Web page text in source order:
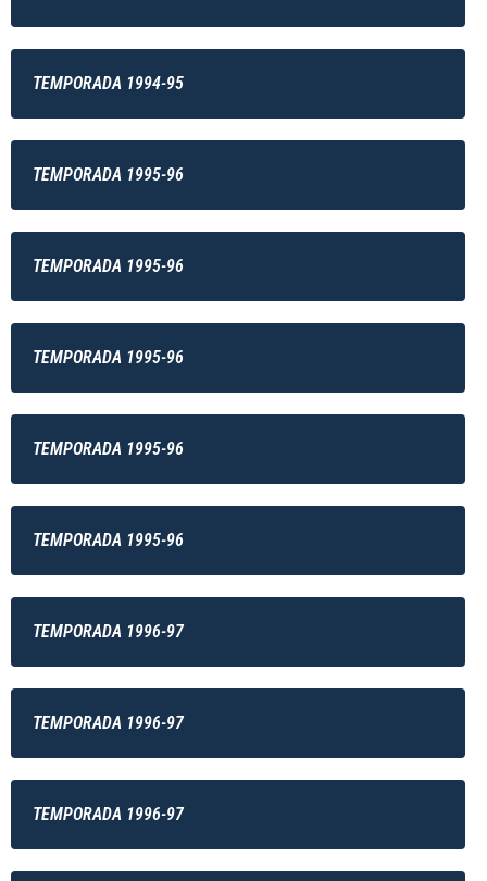
TEMPORADA 1994-95
TEMPORADA 1995-96
TEMPORADA 1995-96
TEMPORADA 1995-96
TEMPORADA 1995-96
TEMPORADA 1995-96
TEMPORADA 1996-97
TEMPORADA 1996-97
TEMPORADA 1996-97